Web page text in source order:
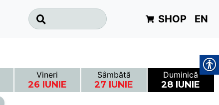
SHOP EN
Vineri
26 IUNIE
Sâmbătă
27 IUNIE
Duminică
28 IUNIE